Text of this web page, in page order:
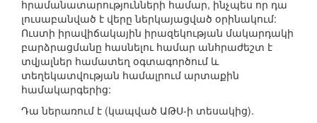
հրամանատարությունների համար, ինչպես որ դա
լուսաբանված է վերը ներկայացված օրինակում:
Ուստի իրավիճակային իրազեկության մակարդակի
բարձրացմանը հասնելու համար անհրաժեշտ է
տվյալներ համատեղ օգտագործում և
տեղեկատվության համալրում արտաքին
համակարգերից:
Դա ներառում է (կապված ԱԹՍ-ի տեսակից).